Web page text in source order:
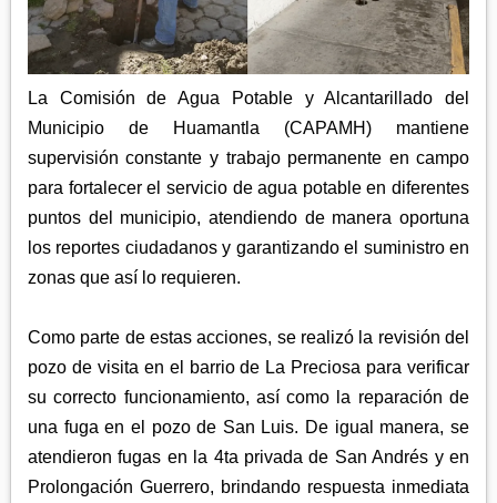
ZITLALTEPEC
TERRENATE
TLAXCO
XALOZTOC
CHIAUTEMPAN
PANOTLA
SAN PABLO DEL MONTE
REGIÓN PONIENTE
CALPULALPAN
HUEYOTLIPAN
SANCTÓRUM
La Comisión de Agua Potable y Alcantarillado del
Municipio de Huamantla (CAPAMH) mantiene
supervisión constante y trabajo permanente en campo
para fortalecer el servicio de agua potable en diferentes
puntos del municipio, atendiendo de manera oportuna
los reportes ciudadanos y garantizando el suministro en
zonas que así lo requieren.
Como parte de estas acciones, se realizó la revisión del
pozo de visita en el barrio de La Preciosa para verificar
su correcto funcionamiento, así como la reparación de
una fuga en el pozo de San Luis. De igual manera, se
atendieron fugas en la 4ta privada de San Andrés y en
Prolongación Guerrero, brindando respuesta inmediata